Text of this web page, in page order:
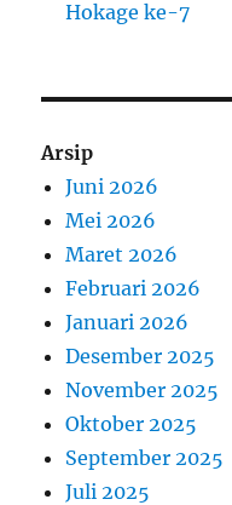
Hokage ke-7
Arsip
Juni 2026
Mei 2026
Maret 2026
Februari 2026
Januari 2026
Desember 2025
November 2025
Oktober 2025
September 2025
Juli 2025